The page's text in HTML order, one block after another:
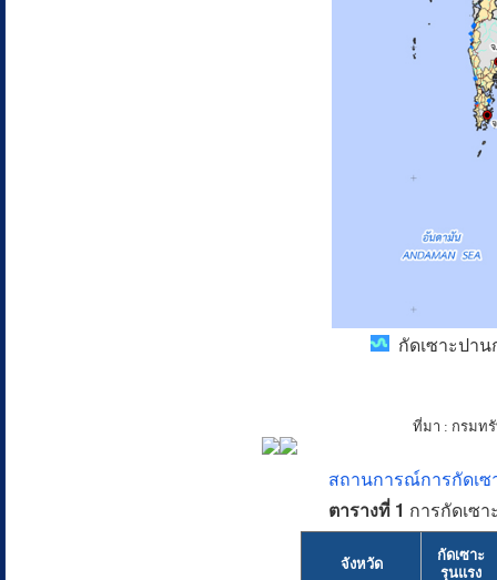
กัดเซาะปาน
ที่มา : กรมท
สถานการณ์การกัดเซ
ตารางที่ 1 การกัดเซา
จังหวัด
กัดเซาะ
รุนแรง